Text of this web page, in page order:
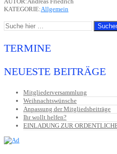
KATEGORIE:Allgemein
TERMINE
NEUESTE BEITRÄGE
Mitgliederversammlung
Weihnachtswünsche
Anpassung der Mitgliedsbeiträge
Ihr wollt helfen?
EINLADUNG ZUR